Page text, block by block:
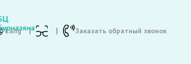
Lang Заказать обратный звонок